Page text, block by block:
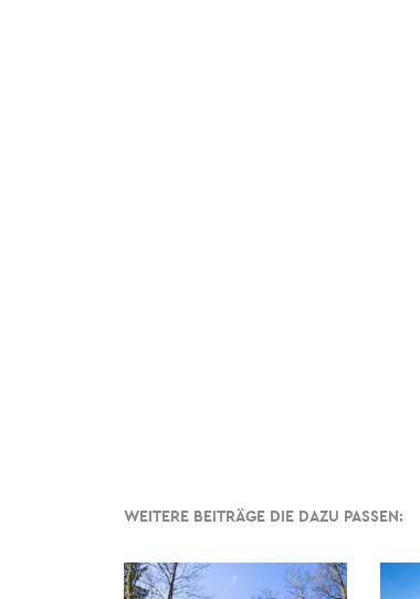
WEITERE BEITRÄGE DIE DAZU PASSEN: